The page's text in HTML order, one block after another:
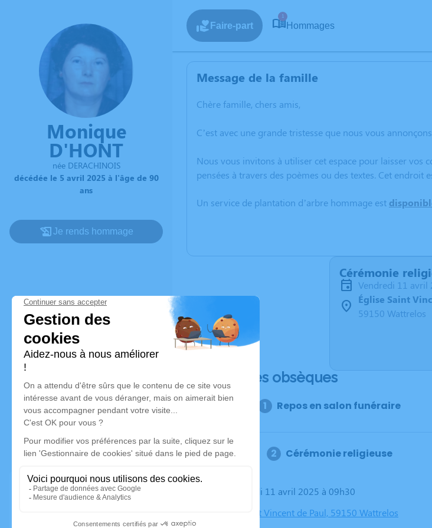
Monique
D'HONT
née DERACHINOIS
décédée le 5 avril 2025 à l'âge de 90
ans
Je rends hommage
Faire-part
1
Hommages
Message de la famille
Chère famille, chers amis,
C’est avec une grande tristesse que nous vous
Nous vous invitons à utiliser cet espace pour laisser vos
pensées à travers des poèmes ou des textes. Cet
Un service de plantation d’arbre hommage est
Cérémonie
vendredi 11
Église Saint
59150 Wattrelos
Déroulé des obsèques
Repos en salon funéraire
Cérémonie religieuse
Le vendredi 11 avril 2025 à 09h30
Église Saint Vincent de Paul, 59150 Wattrelos